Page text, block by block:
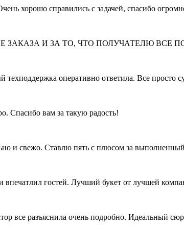
хорошо справились с задачей, спасибо
И ЗА ТО, ЧТО ПОЛУЧАТЕЛЮ ВСЕ
оперативно ответила. Все просто
Спасибо вам за такую радость!
и свежо. Ставлю пять с плюсом за выполненный
впечатлил гостей. Лучший букет от лучшей
все разъяснила очень подробно. Идеальный